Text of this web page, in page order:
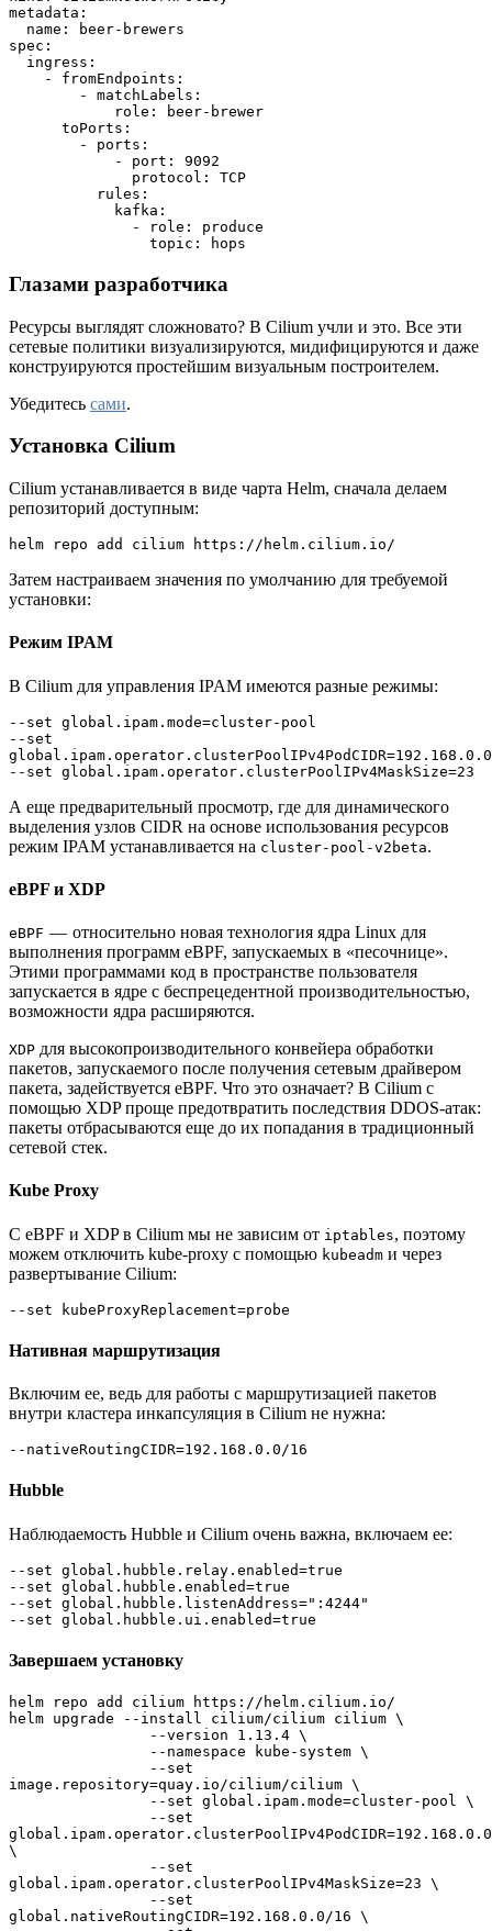
metadata:
  name: beer-brewers
spec:
  ingress:
    - fromEndpoints:
        - matchLabels:
            role: beer-brewer
      toPorts:
        - ports:
            - port: 9092
              protocol: TCP
          rules:
            kafka:
              - role: produce
                topic: hops
Глазами разработчика
Ресурсы выглядят сложновато? В Cilium учли и это. Все эти
сетевые политики визуализируются, мидифицируются и даже
конструируются простейшим визуальным построителем.
Убедитесь сами.
Установка Cilium
Cilium устанавливается в виде чарта Helm, сначала делаем
репозиторий доступным:
helm repo add cilium https://helm.cilium.io/
Затем настраиваем значения по умолчанию для требуемой
установки:
Режим IPAM
В Cilium для управления IPAM имеются разные режимы:
--set global.ipam.mode=cluster-pool
--set
--set global.ipam.operator.clusterPoolIPv4MaskSize=23
А еще предварительный просмотр, где для динамического
выделения узлов CIDR на основе использования ресурсов
режим IPAM устанавливается на cluster-pool-v2beta.
eBPF и XDP
eBPF — относительно новая технология ядра Linux для
выполнения программ eBPF, запускаемых в «песочнице».
Этими программами код в пространстве пользователя
запускается в ядре с беспрецедентной производительностью,
возможности ядра расширяются.
XDP для высокопроизводительного конвейера обработки
пакетов, запускаемого после получения сетевым драйвером
пакета, задействуется eBPF. Что это означает? В Cilium с
помощью XDP проще предотвратить последствия DDOS-атак:
пакеты отбрасываются еще до их попадания в традиционный
сетевой стек.
Kube Proxy
С eBPF и XDP в Cilium мы не зависим от iptables, поэтому
можем отключить kube-proxy с помощью kubeadm и через
развертывание Cilium:
--set kubeProxyReplacement=probe
Нативная маршрутизация
Включим ее, ведь для работы с маршрутизацией пакетов
внутри кластера инкапсуляция в Cilium не нужна:
--nativeRoutingCIDR=192.168.0.0/16
Hubble
Наблюдаемость Hubble и Cilium очень важна, включаем ее:
--set global.hubble.relay.enabled=true
--set global.hubble.enabled=true
--set global.hubble.listenAddress=":4244"
--set global.hubble.ui.enabled=true
Завершаем установку
helm repo add cilium https://helm.cilium.io/
helm upgrade --install cilium/cilium cilium \
                --version 1.13.4 \
                --namespace kube-system \
image.repository=quay.io/cilium/cilium \
                --set global.ipam.mode=cluster-pool \
\
global.ipam.operator.clusterPoolIPv4MaskSize=23 \
global.nativeRoutingCIDR=192.168.0.0/16 \